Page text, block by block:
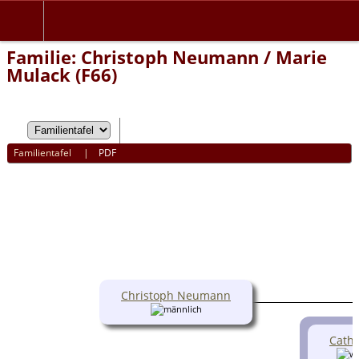
Familie: Christoph Neumann / Marie
Mulack (F66)
Familientafel | PDF
Christoph Neumann